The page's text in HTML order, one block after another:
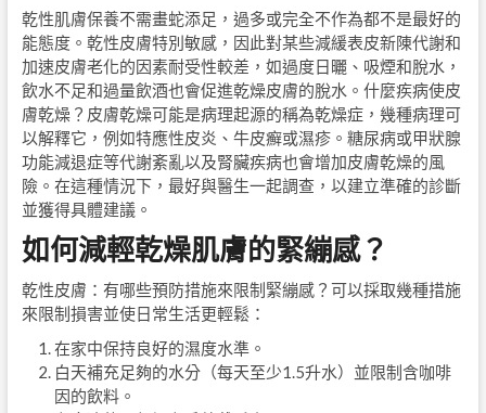
乾性肌膚保養不需畫蛇添足，過多或完全不作為都不是最好的
能態度。乾性皮膚特別敏感，因此對某些減緩表皮新陳代謝和
加速皮膚老化的因素耐受性較差，如過度日曬、吸煙和脫水，
飲水不足和過量飲酒也會促進乾燥皮膚的脫水。什麼疾病使皮
膚乾燥？皮膚乾燥可能是病理起源的稱為乾燥症，幾種病理可
以解釋它，例如特應性皮炎、牛皮癬或濕疹。糖尿病或甲狀腺
功能減退症等代謝紊亂以及腎臟疾病也會增加皮膚乾燥的風
險。在這種情況下，最好與醫生一起調查，以建立準確的診斷
並獲得具體建議。
如何減輕乾燥肌膚的緊繃感？
乾性皮膚：有哪些預防措施來限制緊繃感？可以採取幾種措施
來限制損害並使日常生活更輕鬆：
在家中保持良好的濕度水準。
白天補充足夠的水分（每天至少1.5升水）並限制含咖啡
因的飲料。